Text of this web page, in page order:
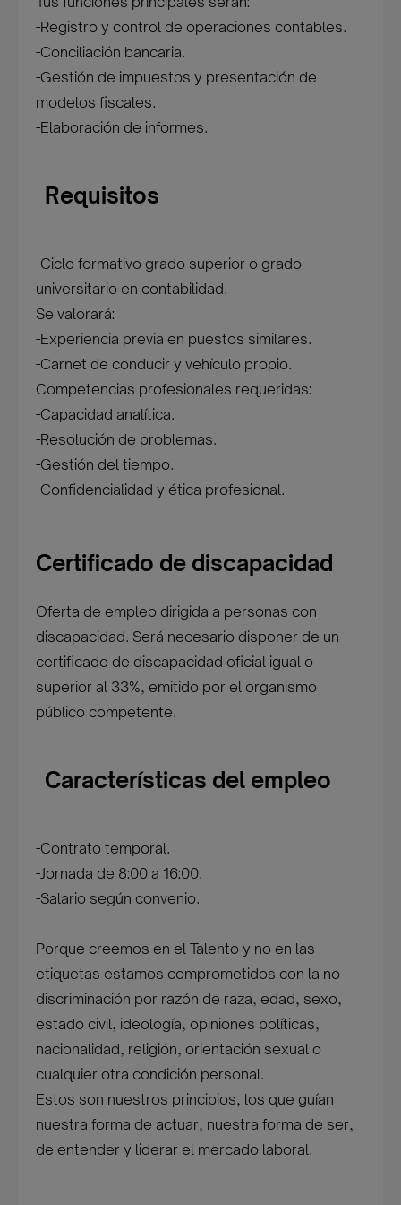
-Registro y control de operaciones contables.
-Conciliación bancaria.
-Gestión de impuestos y presentación de
modelos fiscales.
-Elaboración de informes.
Requisitos
-Ciclo formativo grado superior o grado
universitario en contabilidad.
Se valorará:
-Experiencia previa en puestos similares.
-Carnet de conducir y vehículo propio.
Competencias profesionales requeridas:
-Capacidad analítica.
-Resolución de problemas.
-Gestión del tiempo.
-Confidencialidad y ética profesional.
Certificado de discapacidad
Oferta de empleo dirigida a personas con
discapacidad. Será necesario disponer de un
certificado de discapacidad oficial igual o
superior al 33%, emitido por el organismo
público competente.
Características del empleo
-Contrato temporal.
-Jornada de 8:00 a 16:00.
-Salario según convenio.
Porque creemos en el Talento y no en las
etiquetas estamos comprometidos con la no
discriminación por razón de raza, edad, sexo,
estado civil, ideología, opiniones políticas,
nacionalidad, religión, orientación sexual o
cualquier otra condición personal.
Estos son nuestros principios, los que guían
nuestra forma de actuar, nuestra forma de ser,
de entender y liderar el mercado laboral.